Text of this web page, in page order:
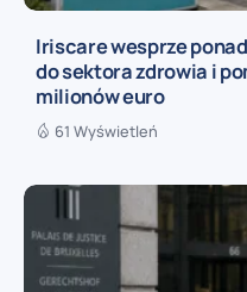
Iriscare wesprze
do sektora zdrowia i
milionów euro
61 Wyświetleń